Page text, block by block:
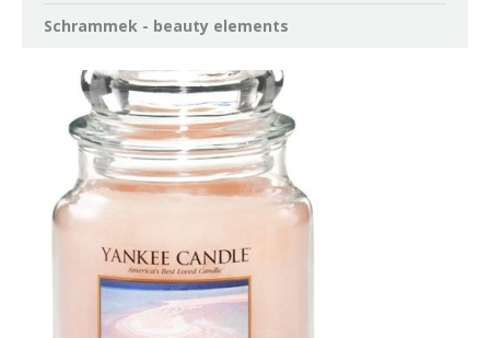
Schrammek - beauty elements